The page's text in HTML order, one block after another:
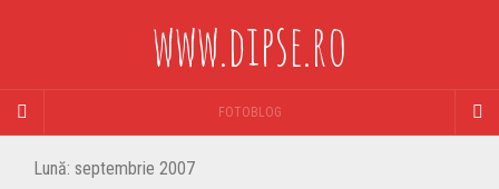
www.dipse.ro
FOTOBLOG
Lună: septembrie 2007